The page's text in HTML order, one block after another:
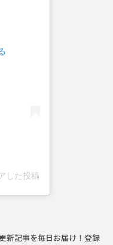
した投稿
新記事を毎日お届け！登録